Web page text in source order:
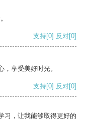
支持[0] 反对[0]
享受美好时光。
支持[0] 反对[0]
习，让我能够取得更好的